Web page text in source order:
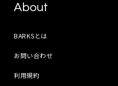
About
BARKSとは
お問い合わせ
利用規約